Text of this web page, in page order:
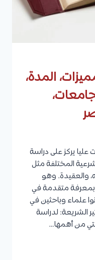
المدة،
يركز على دراسة
المختلفة مثل
والعقيدة. وهو
بمعرفة متقدمة في
علماء وباحثين في
الشريعة: لدراسة
من أهمها…